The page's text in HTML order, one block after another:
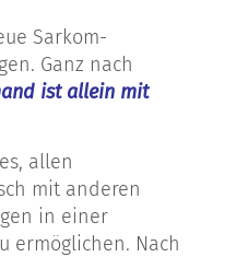
Sarkom-
Ganz nach
ist allein mit
allen
mit anderen
in einer
ermöglichen. Nach